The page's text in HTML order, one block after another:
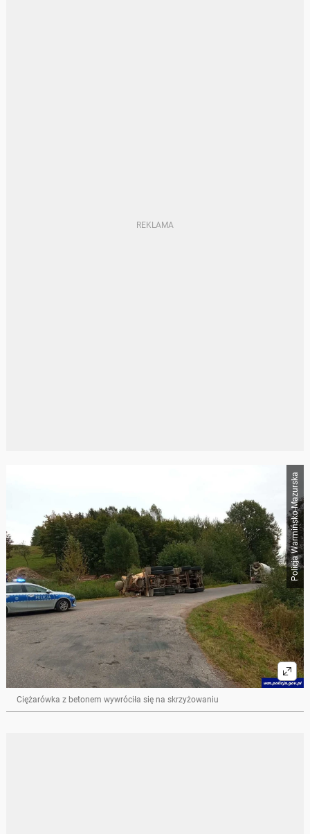
Policja Warmińsko-Mazurska
Ciężarówka z betonem wywróciła się na skrzyżowaniu